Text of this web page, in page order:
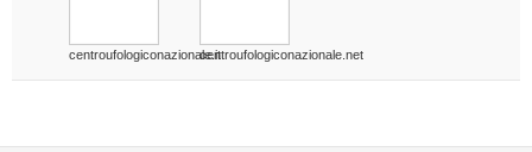
centroufologiconazionale.itcentroufologiconazionale.net